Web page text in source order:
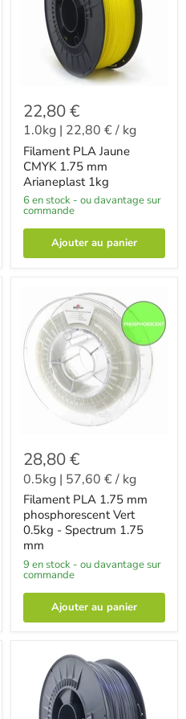
22,80 €
1.0kg | 22,80 €/ kg
Filament PLA Jaune
CMYK 1.75 mm
Arianeplast 1kg
6 en stock - ou davantage sur
commande
Ajouter au panier
28,80 €
0.5kg | 57,60 €/ kg
Filament PLA 1.75 mm
phosphorescent Vert
0.5kg - Spectrum 1.75
mm
9 en stock - ou davantage sur
commande
Ajouter au panier